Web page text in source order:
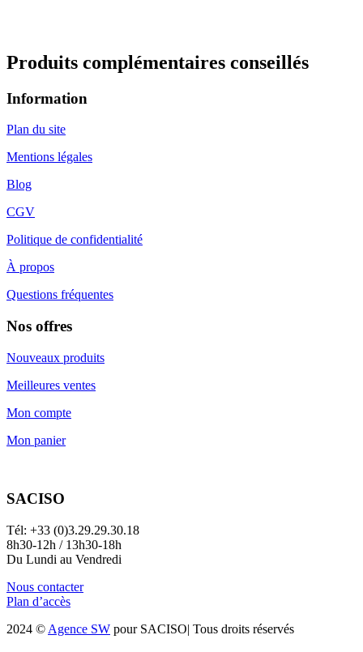
Produits complémentaires conseillés
Information
Plan du site
Mentions légales
Blog
CGV
Politique de confidentialité
À propos
Questions fréquentes
Nos offres
Nouveaux produits
Meilleures ventes
Mon compte
Mon panier
SACISO
Tél: +33 (0)3.29.29.30.18
8h30-12h / 13h30-18h
Du Lundi au Vendredi
Nous contacter
Plan d’accès
2024 © Agence SW pour SACISO| Tous droits réservés